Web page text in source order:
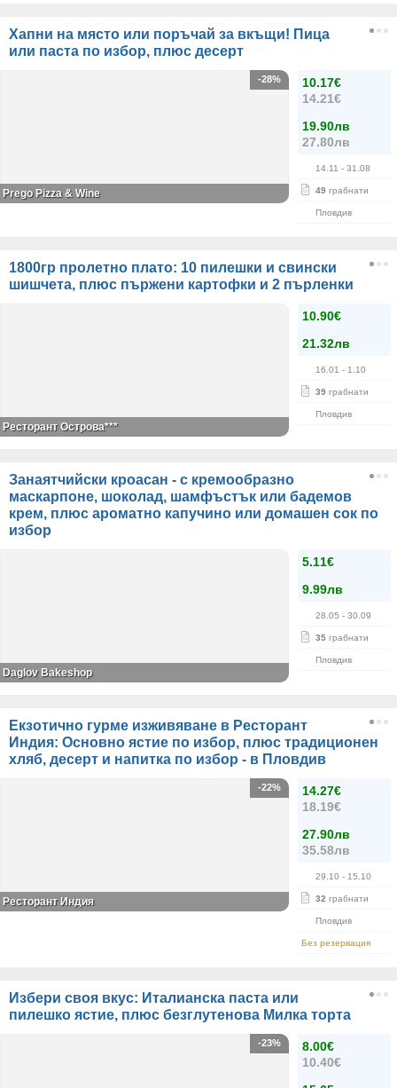
Хапни на място или поръчай за вкъщи! Пица
или паста по избор, плюс десерт
10.17€
14.21€
19.90лв
27.80лв
14.11 - 31.08
49 грабнати
Пловдив
-28%
Prego Pizza & Wine
1800гр пролетно плато: 10 пилешки и свински
шишчета, плюс пържени картофки и 2 пърленки
10.90€
21.32лв
16.01 - 1.10
39 грабнати
Пловдив
Ресторант Острова***
Занаятчийски кроасан - с кремообразно
маскарпоне, шоколад, шамфъстък или бадемов
крем, плюс ароматно капучино или домашен сок по
избор
5.11€
9.99лв
28.05 - 30.09
35 грабнати
Пловдив
Daglov Bakeshop
Екзотично гурме изживяване в Ресторант
Индия: Основно ястие по избор, плюс традиционен
хляб, десерт и напитка по избор - в Пловдив
14.27€
18.19€
27.90лв
35.58лв
29.10 - 15.10
32 грабнати
Пловдив
Без резервация
-22%
Ресторант Индия
Избери своя вкус: Италианска паста или
пилешко ястие, плюс безглутенова Милка торта
8.00€
10.40€
-23%